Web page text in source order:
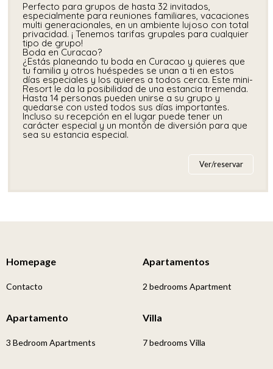
Perfecto para grupos de hasta 32 invitados,
especialmente para reuniones familiares, vacaciones
multi generacionales, en un ambiente lujoso con total
privacidad. ¡ Tenemos tarifas grupales para cualquier
tipo de grupo!
Boda en Curacao?
¿Estás planeando tu boda en Curacao y quieres que
tu familia y otros huéspedes se unan a ti en estos
días especiales y los quieres a todos cerca. Este mini-
Resort le da la posibilidad de una estancia tremenda.
Hasta 14 personas pueden unirse a su grupo y
quedarse con usted todos sus días importantes.
Incluso su recepción en el lugar puede tener un
carácter especial y un montón de diversión para que
sea su estancia especial.
Ver/reservar
Homepage
Contacto
Apartamentos
2 bedrooms Apartment
Apartamento
3 Bedroom Apartments
Villa
7 bedrooms Villa